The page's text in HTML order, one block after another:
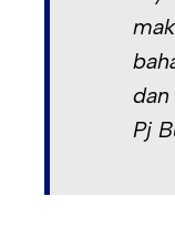
dan
Pj